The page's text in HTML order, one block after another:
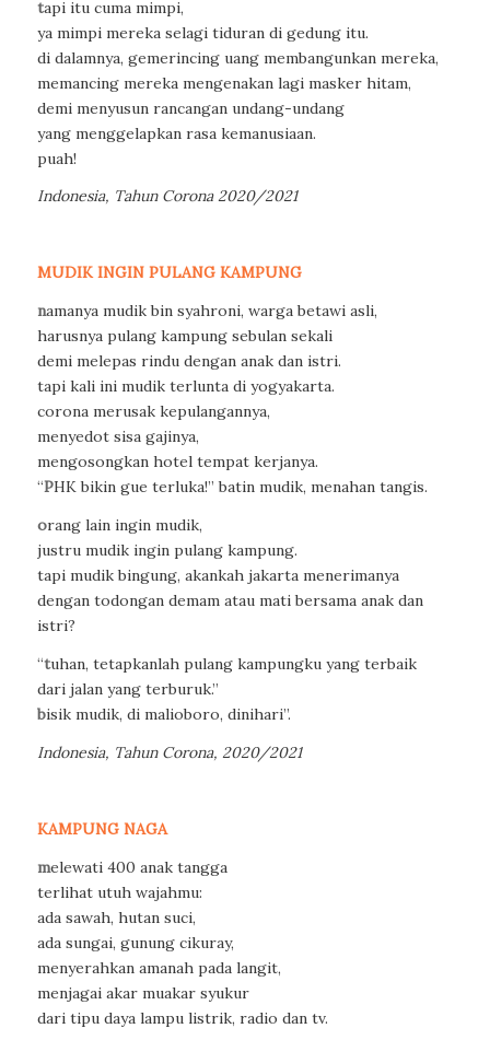
tapi itu cuma mimpi,
ya mimpi mereka selagi tiduran di gedung itu.
di dalamnya, gemerincing uang membangunkan mereka,
memancing mereka mengenakan lagi masker hitam,
demi menyusun rancangan undang-undang
yang menggelapkan rasa kemanusiaan.
puah!
Indonesia, Tahun Corona 2020/2021
MUDIK INGIN PULANG KAMPUNG
namanya mudik bin syahroni, warga betawi asli,
harusnya pulang kampung sebulan sekali
demi melepas rindu dengan anak dan istri.
tapi kali ini mudik terlunta di yogyakarta.
corona merusak kepulangannya,
menyedot sisa gajinya,
mengosongkan hotel tempat kerjanya.
“PHK bikin gue terluka!” batin mudik, menahan tangis.
orang lain ingin mudik,
justru mudik ingin pulang kampung.
tapi mudik bingung, akankah jakarta menerimanya
dengan todongan demam atau mati bersama anak dan
istri?
“tuhan, tetapkanlah pulang kampungku yang terbaik
dari jalan yang terburuk.”
bisik mudik, di malioboro, dinihari”.
Indonesia, Tahun Corona, 2020/2021
KAMPUNG NAGA
melewati 400 anak tangga
terlihat utuh wajahmu:
ada sawah, hutan suci,
ada sungai, gunung cikuray,
menyerahkan amanah pada langit,
menjagai akar muakar syukur
dari tipu daya lampu listrik, radio dan tv.